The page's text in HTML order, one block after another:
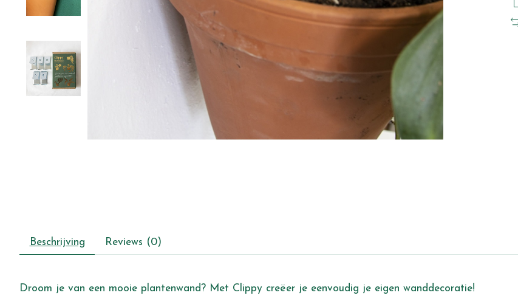
Beschrijving Reviews (0)
Droom je van een mooie plantenwand? Met Clippy creëer je eenvoudig je eigen wanddecoratie!